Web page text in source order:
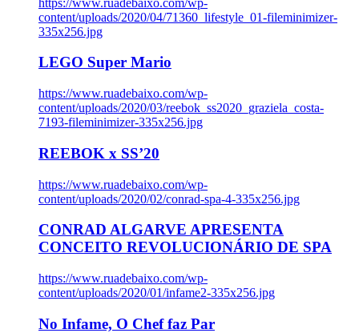
content/uploads/2020/04/71360_lifestyle_01-fileminimizer-
335x256.jpg
LEGO Super Mario
https://www.ruadebaixo.com/wp-
content/uploads/2020/03/reebok_ss2020_graziela_costa-
7193-fileminimizer-335x256.jpg
REEBOK x SS’20
https://www.ruadebaixo.com/wp-
content/uploads/2020/02/conrad-spa-4-335x256.jpg
CONRAD ALGARVE APRESENTA
CONCEITO REVOLUCIONÁRIO DE SPA
https://www.ruadebaixo.com/wp-
content/uploads/2020/01/infame2-335x256.jpg
No Infame, O Chef faz Par